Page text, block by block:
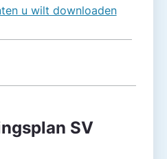
u wilt downloaden
SV